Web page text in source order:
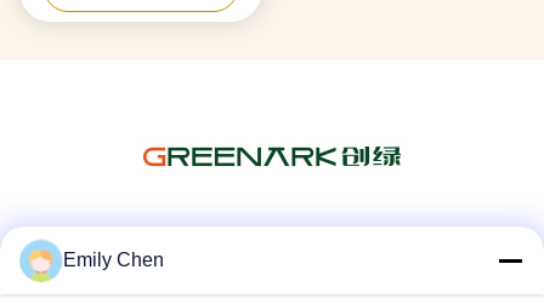
Emily Chen